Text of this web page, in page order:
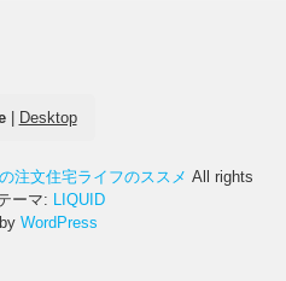
| Desktop
注文住宅ライフのススメ All rights
ーマ:
LIQUID
WordPress